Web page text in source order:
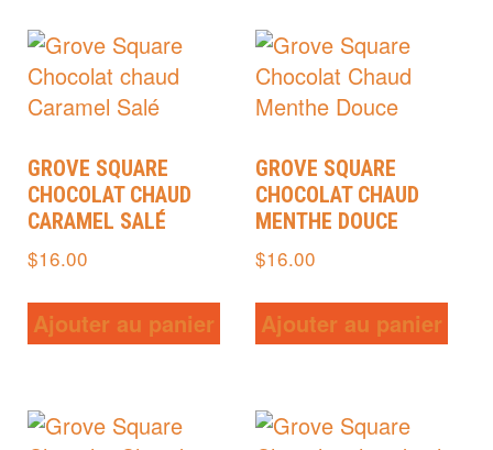
GROVE SQUARE
CHOCOLAT CHAUD
CARAMEL SALÉ
$16.00
Ajouter au panier
GROVE SQUARE
CHOCOLAT CHAUD
MENTHE DOUCE
$16.00
Ajouter au panier